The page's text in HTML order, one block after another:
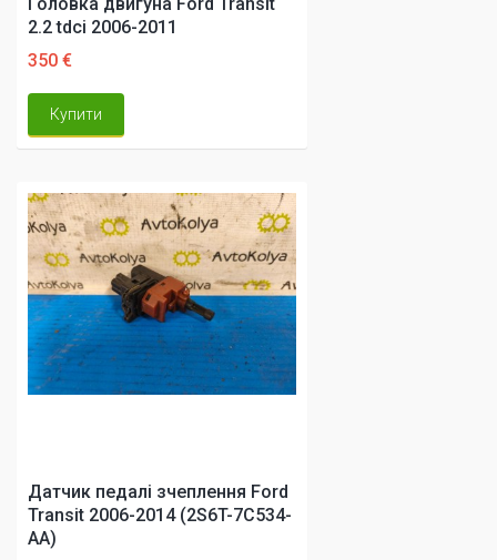
2.2 tdci 2006-2011
350 €
Купити
Датчик педалі зчеплення Ford
Transit 2006-2014 (2S6T-7C534-
AA)